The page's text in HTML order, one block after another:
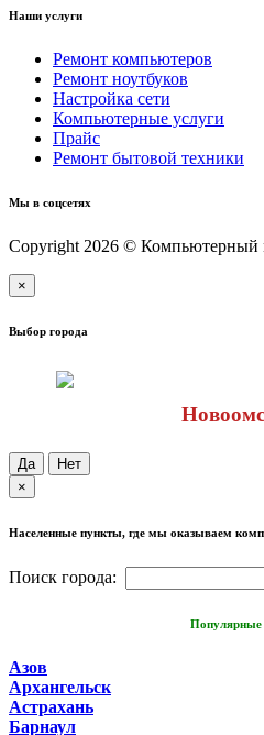
Наши услуги
Ремонт компьютеров
Ремонт ноутбуков
Настройка сети
Компьютерные услуги
Прайс
Ремонт бытовой техники
Мы в соцсетях
Copyright 2026 © Компьютерный
×
Выбор города
Да
Нет
×
Населенные пункты, где мы оказываем
Поиск города:
Популярные
Азов
Архангельск
Астрахань
Барнаул